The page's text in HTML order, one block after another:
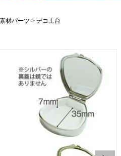
材パーツ
デコ土台